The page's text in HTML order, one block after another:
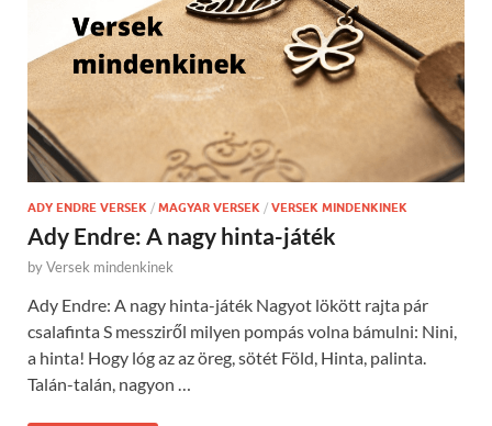
ADY ENDRE VERSEK / MAGYAR VERSEK / VERSEK MINDENKINEK
Ady Endre: A nagy hinta-játék
byVersek mindenkinek
Ady Endre: A nagy hinta-játék Nagyot lökött rajta pár
csalafinta S messziről milyen pompás volna bámulni: Nini,
a hinta! Hogy lóg az az öreg, sötét Föld, Hinta, palinta.
Talán-talán, nagyon …